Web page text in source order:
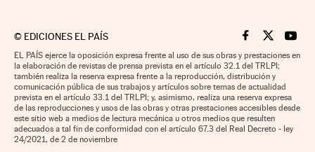
© EDICIONES EL PAÍS Cinco Días en
Cinco Días
Cinco
EL PAÍS ejerce la oposición expresa frente al uso de sus obras y prestaciones en
la elaboración de revistas de prensa prevista en el artículo 32.1 del TRLPI;
también realiza la reserva expresa frente a la reproducción, distribución y
comunicación pública de sus trabajos y artículos sobre temas de actualidad
prevista en el artículo 33.1 del TRLPI; y, asimismo, realiza una reserva expresa
de las reproducciones y usos de las obras y otras prestaciones accesibles desde
este sitio web a medios de lectura mecánica u otros medios que resulten
adecuados a tal fin de conformidad con el artículo 67.3 del Real Decreto - ley
24/2021, de 2 de noviembre